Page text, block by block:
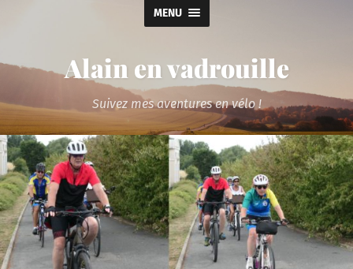
MENU
Alain en vadrouille
Suivez mes aventures en vélo !